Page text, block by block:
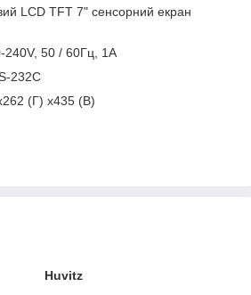
LCD TFT 7" сенсорний екран
50 / 60Гц, 1А
232C
(Г) х435 (В)
Huvitz